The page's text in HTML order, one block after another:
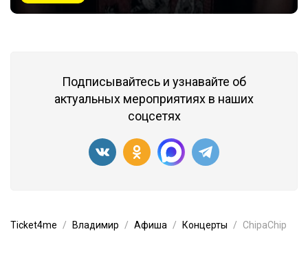
Подписывайтесь и узнавайте об
актуальных мероприятиях в наших
соцсетях
Ticket4me Владимир Афиша Концерты ChipaChip